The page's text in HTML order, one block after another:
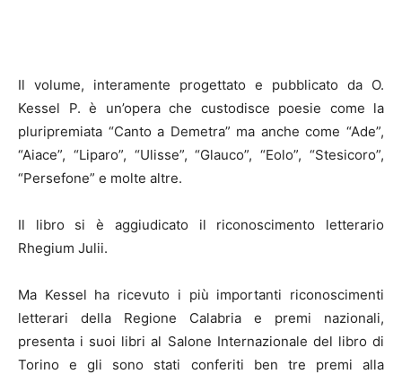
Il volume, interamente progettato e pubblicato da O.
Kessel P. è un’opera che custodisce poesie come la
pluripremiata “Canto a Demetra” ma anche come “Ade”,
“Aiace”, “Liparo”, “Ulisse”, “Glauco”, “Eolo”, “Stesicoro”,
“Persefone” e molte altre.
Il libro si è aggiudicato il riconoscimento letterario
Rhegium Julii.
Ma Kessel ha ricevuto i più importanti riconoscimenti
letterari della Regione Calabria e premi nazionali,
presenta i suoi libri al Salone Internazionale del libro di
Torino e gli sono stati conferiti ben tre premi alla